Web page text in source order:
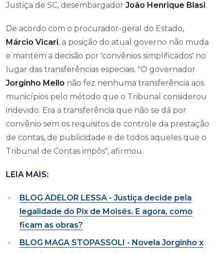
Justiça de SC, desembargador João Henrique Blasi.
De acordo com o procurador-geral do Estado,
Márcio Vicari, a posição do atual governo não muda
e mantém a decisão por 'convênios simplificados' no
lugar das transferências especiais. "O governador
Jorginho Mello não fez nenhuma transferência aos
municípios pelo método que o Tribunal considerou
indevido. Era a transferência que não se dá por
convênio sem os requisitos de controle da prestação
de contas, de publicidade e de todos aqueles que o
Tribunal de Contas impôs", afirmou.
LEIA MAIS:
BLOG ADELOR LESSA - Justiça decide pela
legalidade do Pix de Moisés. E agora, como
ficam as obras?
BLOG MAGA STOPASSOLI - Novela Jorginho x